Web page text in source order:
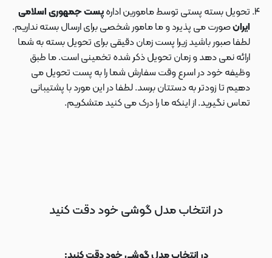
تحویل بسته پستی توسط مامورین ادارهپست جمهوری اسلامی
ایرانصورت می پذیرد و ما مامور شخصی برای ارسال بسته نداریم.
لطفا صبور باشید زیرا پست زمان دقیقی برای تحویل بسته به شما
ارائه نمی دهد و زمان تحویل ذکر شده تخمینی است. ما طبق
وظیفه خود در اسرع وقت سفارش شما را به پست تحویل می
دهیم تا زودتر به دستتان برسد. لطفا در این مورد با پشتیبانی
تماس نگیرید. از اینکه ما را درک می کنید متشکریم.
در انتخاب مدل گوشی خود دقت کنید